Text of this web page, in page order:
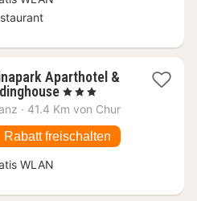
Aparthotel &
1
Nacht
88,36
€
, 3 Sterne
· 41.4 Km von Chur
Rabatt freischalten
WLAN